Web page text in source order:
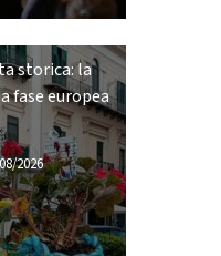
storica: la
fase europea
2026